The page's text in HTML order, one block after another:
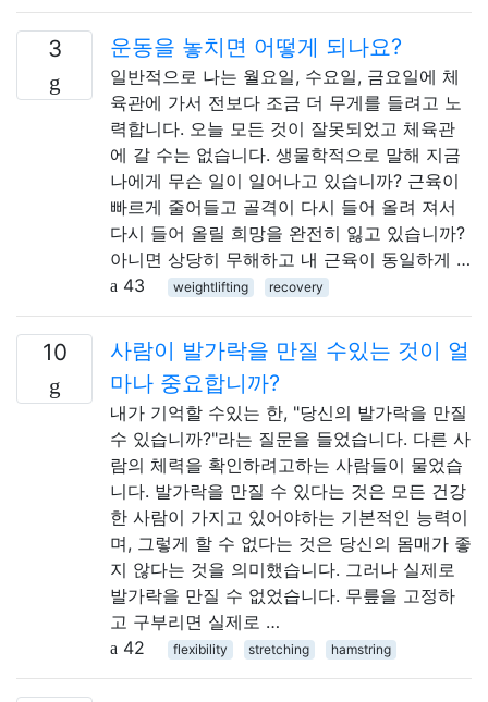
3 운동을 놓치면 어떻게 되나요?
일반적으로 나는 월요일, 수요일, 금요일에 체
육관에 가서 전보다 조금 더 무게를 들려고 노
력합니다. 오늘 모든 것이 잘못되었고 체육관
에 갈 수는 없습니다. 생물학적으로 말해 지금
나에게 무슨 일이 일어나고 있습니까? 근육이
빠르게 줄어들고 골격이 다시 들어 올려 져서
다시 들어 올릴 희망을 완전히 잃고 있습니까?
아니면 상당히 무해하고 내 근육이 동일하게 …
43
weightlifting recovery
10
사람이 발가락을 만질 수있는 것이 얼
마나 중요합니까?
내가 기억할 수있는 한, "당신의 발가락을 만질
수 있습니까?"라는 질문을 들었습니다. 다른 사
람의 체력을 확인하려고하는 사람들이 물었습
니다. 발가락을 만질 수 있다는 것은 모든 건강
한 사람이 가지고 있어야하는 기본적인 능력이
며, 그렇게 할 수 없다는 것은 당신의 몸매가 좋
지 않다는 것을 의미했습니다. 그러나 실제로
발가락을 만질 수 없었습니다. 무릎을 고정하
고 구부리면 실제로 …
42
flexibility stretching hamstring